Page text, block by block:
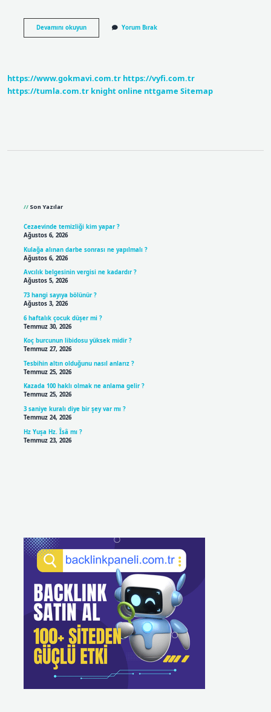
Devamını okuyunŞarkı
Maaşı
Yorum Bırak
https://www.gokmavi.com.tr https://vyfi.com.tr
https://tumla.com.tr knight online nttgame Sitemap
Son Yazılar
Cezaevinde temizliği kim yapar ?
Ağustos 6, 2026
Kulağa alınan darbe sonrası ne yapılmalı ?
Ağustos 6, 2026
Avcılık belgesinin vergisi ne kadardır ?
Ağustos 5, 2026
73 hangi sayıya bölünür ?
Ağustos 3, 2026
6 haftalık çocuk düşer mi ?
Temmuz 30, 2026
Koç burcunun libidosu yüksek midir ?
Temmuz 27, 2026
Tesbihin altın olduğunu nasıl anlarız ?
Temmuz 25, 2026
Kazada 100 haklı olmak ne anlama gelir ?
Temmuz 25, 2026
3 saniye kuralı diye bir şey var mı ?
Temmuz 24, 2026
Hz Yuşa Hz. Îsâ mı ?
Temmuz 23, 2026